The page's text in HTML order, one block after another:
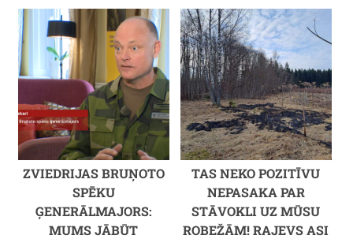
ZVIEDRIJAS BRUŅOTO
SPĒKU
ĢENERĀLMAJORS:
MUMS JĀBŪT
TAS NEKO POZITĪVU
NEPASAKA PAR
STĀVOKLI UZ MŪSU
ROBEŽĀM! RAJEVS ASI